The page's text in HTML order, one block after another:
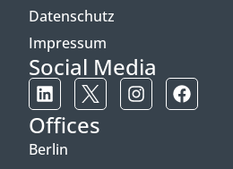
Datenschutz
Impressum
Social Media
Offices
Berlin